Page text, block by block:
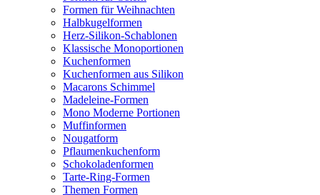
Formen für Weihnachten
Halbkugelformen
Herz-Silikon-Schablonen
Klassische Monoportionen
Kuchenformen
Kuchenformen aus Silikon
Macarons Schimmel
Madeleine-Formen
Mono Moderne Portionen
Muffinformen
Nougatform
Pflaumenkuchenform
Schokoladenformen
Tarte-Ring-Formen
Themen Formen